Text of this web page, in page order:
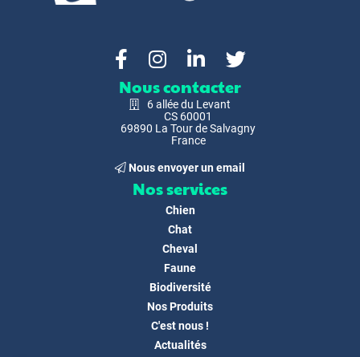
Nous contacter
6 allée du Levant
CS 60001
69890 La Tour de Salvagny
France
Nous envoyer un email
Nos services
Chien
Chat
Cheval
Faune
Biodiversité
Nos Produits
C'est nous !
Actualités